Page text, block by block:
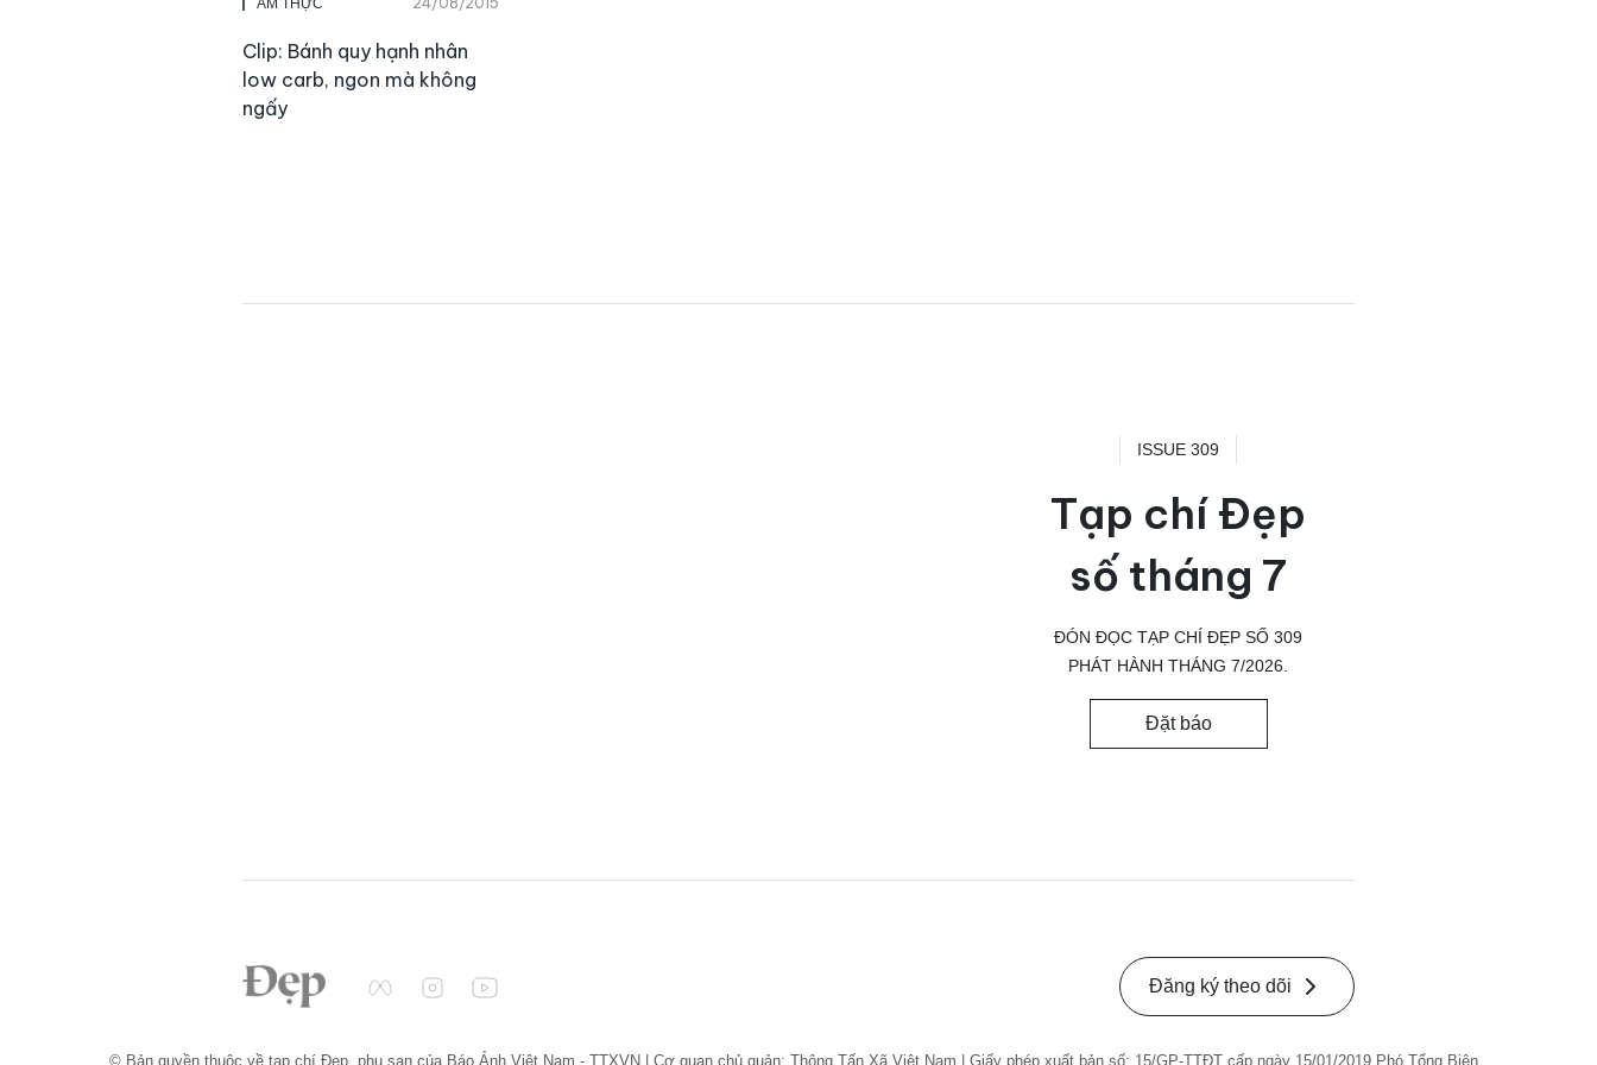
Clip: Bánh quy hạnh nhân
low carb, ngon mà không
ngấy
ISSUE 309
Tạp chí Đẹp
số tháng 7
ĐÓN ĐỌC TẠP CHÍ ĐẸP SỐ 309
PHÁT HÀNH THÁNG 7/2026.
Đặt báo
Đăng ký theo dõi
© Bản quyền thuộc về tạp chí Đẹp, phụ san của Báo Ảnh Việt Nam - TTXVN | Cơ quan chủ quản: Thông Tấn Xã Việt Nam | Giấy phép xuất bản số: 15/GP-TTĐT cấp ngày 15/01/2019 Phó Tổng Biên